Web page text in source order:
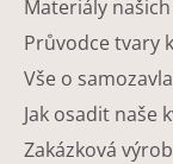
Materiály
Průvodce tvary
Vše o
Jak osadit naše
Zakázková